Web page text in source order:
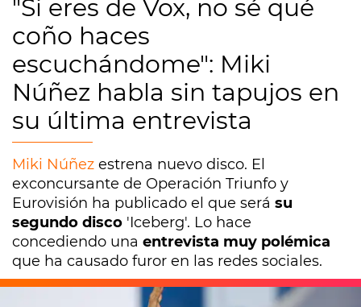
"Si eres de Vox, no sé qué
coño haces
escuchándome": Miki
Núñez habla sin tapujos en
su última entrevista
Miki Núñez estrena nuevo disco. El
exconcursante de Operación Triunfo y
Eurovisión ha publicado el que será su
segundo disco 'Iceberg'. Lo hace
concediendo una entrevista muy polémica
que ha causado furor en las redes sociales.